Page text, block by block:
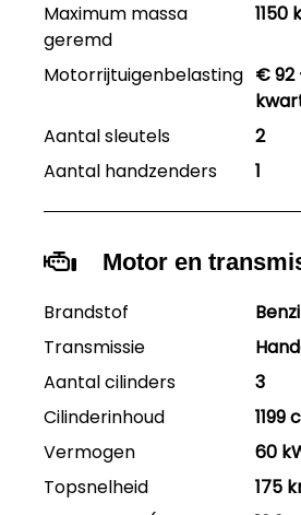
Maximum massa
geremd
1150
Motorrijtuigenbelasting € 92
Aantal sleutels
2
Aantal handzenders
1
Motor en
Brandstof
Transmissie
Aantal cilinders
3
Cilinderinhoud
1199
Vermogen
60
Topsnelheid
175